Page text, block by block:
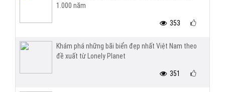
1.000 năm
353
Khám phá những bãi biển đẹp nhất Việt Nam theo
đề xuất từ Lonely Planet
351